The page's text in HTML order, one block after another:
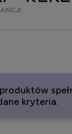
kryteria.